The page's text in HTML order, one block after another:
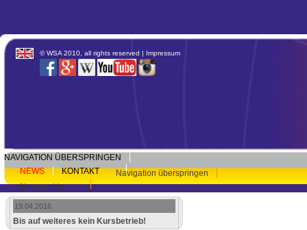
© WSA 2010, all rights reserved | Impressum
NAVIGATION ÜBERSPRINGEN
NEWS
KONTAKT
Navigation überspringen
Newsarchiv
19.04.2016
Bis auf weiteres kein Kursbetrieb!